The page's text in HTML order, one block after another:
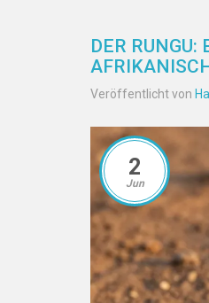
DER RUNGU:
Veröffentlicht von
2
Jun